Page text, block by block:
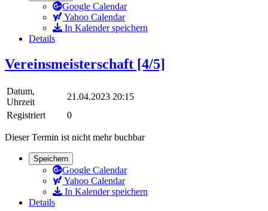
Google Calendar
Yahoo Calendar
In Kalender speichern
Details
Vereinsmeisterschaft [4/5]
Datum,
Uhrzeit
21.04.2023 20:15
Registriert
0
Dieser Termin ist nicht mehr buchbar
Speichern
Google Calendar
Yahoo Calendar
In Kalender speichern
Details